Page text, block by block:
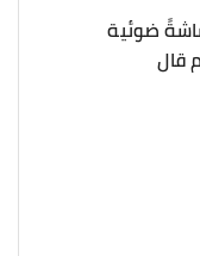
ضوئية
قال